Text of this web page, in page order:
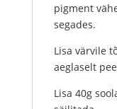
pigment
segades.
Lisa värvile
aeglaselt
Lisa 40g